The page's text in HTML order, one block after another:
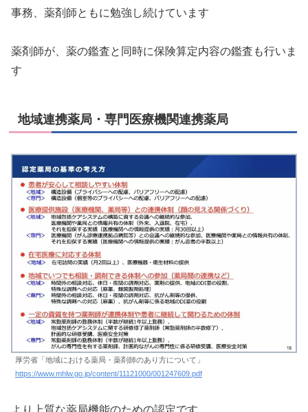
事務、薬剤師ともに勉強し続けています
薬剤師が、薬の鑑査と同時に保険算定内容の鑑査も行いま
す
地域連携薬局・専門医療機関連携薬局
厚労省「地域における薬局・薬剤師のあり方について」
https://www.mhlw.go.jp/content/11121000/001247609.pdf
より上質な薬局機能のための認定です